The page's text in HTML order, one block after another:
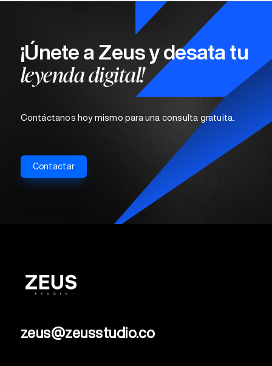
¡Únete a Zeus y desata tu
leyenda digital!
Contáctanos hoy mismo para una consulta gratuita.
Contactar
zeus@zeusstudio.co